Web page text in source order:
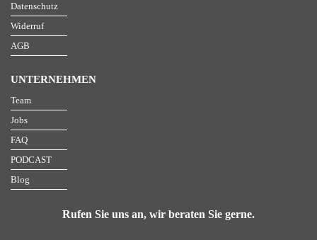
Datenschutz
Widerruf
AGB
UNTERNEHMEN
Team
Jobs
FAQ
PODCAST
Blog
Rufen Sie uns an, wir beraten Sie gerne.